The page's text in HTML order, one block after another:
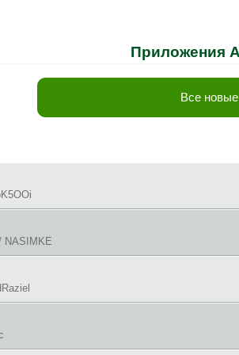
Приложения
Все новые
NASIMKE